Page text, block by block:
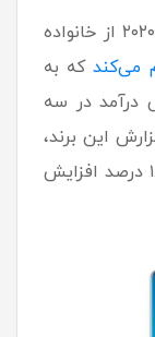
غول فناوری چینی ما در تاریخ ۲۶ مارچ ۲۰۲۰ از خانواده
می‌کندکه به
درآمد در سه
این برند،
آن‌ها در سه ماهه اول ۲۰۲۰ به میزان ۱.۴ درصد افزایش